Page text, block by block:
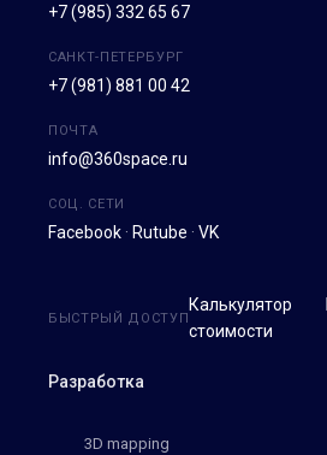
+7 (985) 332 65 67
САНКТ-ПЕТЕРБУРГ
+7 (981) 881 00 42
ПОЧТА
info@360space.ru
СОЦ. СЕТИ
Facebook · Rutube · VK
Разработка
3D mapping
БЫСТРЫЙ ДОСТУП
Калькулятор
стоимости